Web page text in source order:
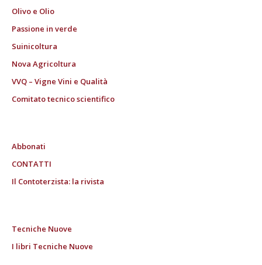
Olivo e Olio
Passione in verde
Suinicoltura
Nova Agricoltura
VVQ – Vigne Vini e Qualità
Comitato tecnico scientifico
Abbonati
CONTATTI
Il Contoterzista: la rivista
Tecniche Nuove
I libri Tecniche Nuove